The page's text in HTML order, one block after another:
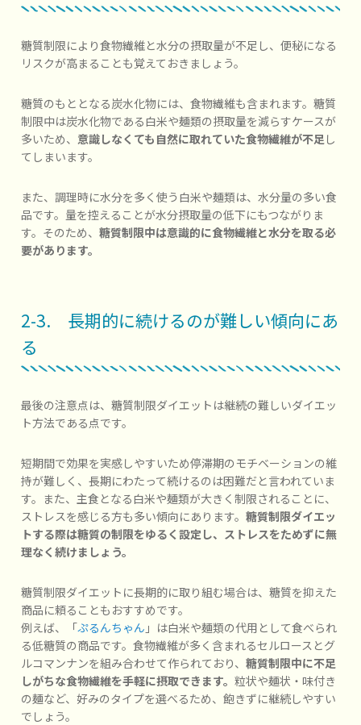
糖質制限により食物繊維と水分の摂取量が不足し、便秘になる
リスクが高まることも覚えておきましょう。
糖質のもととなる炭水化物には、食物繊維も含まれます。糖質
制限中は炭水化物である白米や麺類の摂取量を減らすケースが
多いため、 意識しなくても自然に取れていた食物繊維が不足 し
てしまいます。
また、調理時に水分を多く使う白米や麺類は、水分量の多い食
品です。量を控えることが水分摂取量の低下にもつながりま
す。そのため、糖質制限中は意識的に食物繊維と水分を取る必
要があります。
2-3. 長期的に続けるのが難しい傾向にあ
る
最後の注意点は、糖質制限ダイエットは継続の難しいダイエッ
ト方法である点です。
短期間で効果を実感しやすいため停滞期のモチベーションの維
持が難しく、長期にわたって続けるのは困難だと言われていま
す。また、主食となる白米や麺類が大きく制限されることに、
ストレスを感じる方も多い傾向にあります。糖質制限ダイエッ
トする際は糖質の制限をゆるく設定し、ストレスをためずに無
理なく続けましょう。
糖質制限ダイエットに長期的に取り組む場合は、糖質を抑えた
商品に頼ることもおすすめです。
例えば、「ぷるんちゃん 」は白米や麺類の代用として食べられ
る低糖質の商品です。食物繊維が多く含まれるセルロースとグ
ルコマンナンを組み合わせて作られており、糖質制限中に不足
しがちな食物繊維を手軽に摂取できます。粒状や麺状・味付き
の麺など、好みのタイプを選べるため、飽きずに継続しやすい
でしょう。